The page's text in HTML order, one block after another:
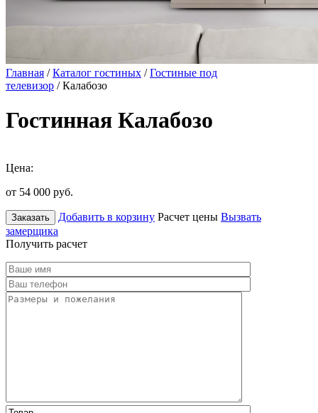
Главная /Каталог гостиных /Гостиные под
телевизор / Калабозо
Гостинная Калабозо
Цена:
от 54 000 руб.
Заказать Добавить в корзину Расчет цены Вызвать
замерщика
Получить расчет